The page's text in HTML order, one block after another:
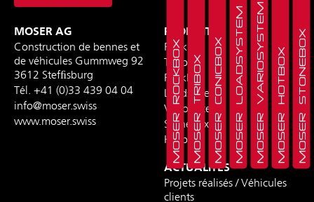
MOSER ROCKBOXMOSER TRIBOXMOSER CONICBOXMOSER LOADSYSTEMMOSER VARIOSYSTEMMOSER HOTBOXMOSER STONEBOX
MOSER AG
Construction de bennes et
de véhicules Gummweg 92
3612 Stefﬁsburg
Tél. +41 (0)33 439 04 04
info@moser.swiss
www.moser.swiss
PRODUITS
Rockbox
Tribox
Peakbox
Loadsystem
Variosystem
Stonebox
Hotbox
ACTUALITÉS
Projets réalisés / Véhicules
clients